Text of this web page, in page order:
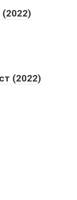
(2022)